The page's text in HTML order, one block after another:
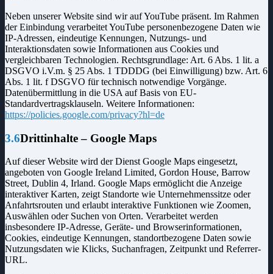
Neben unserer Website sind wir auf YouTube präsent. Im Rahmen
der Einbindung verarbeitet YouTube personenbezogene Daten wie
IP-Adressen, eindeutige Kennungen, Nutzungs- und
Interaktionsdaten sowie Informationen aus Cookies und
vergleichbaren Technologien. Rechtsgrundlage: Art. 6 Abs. 1 lit. a
DSGVO i.V.m. § 25 Abs. 1 TDDDG (bei Einwilligung) bzw. Art. 6
Abs. 1 lit. f DSGVO für technisch notwendige Vorgänge.
Datenübermittlung in die USA auf Basis von EU-
Standardvertragsklauseln. Weitere Informationen:
https://policies.google.com/privacy?hl=de
3.6Drittinhalte – Google Maps
Auf dieser Website wird der Dienst Google Maps eingesetzt,
angeboten von Google Ireland Limited, Gordon House, Barrow
Street, Dublin 4, Irland. Google Maps ermöglicht die Anzeige
interaktiver Karten, zeigt Standorte wie Unternehmenssitze oder
Anfahrtsrouten und erlaubt interaktive Funktionen wie Zoomen,
Auswählen oder Suchen von Orten. Verarbeitet werden
insbesondere IP-Adresse, Geräte- und Browserinformationen,
Cookies, eindeutige Kennungen, standortbezogene Daten sowie
Nutzungsdaten wie Klicks, Suchanfragen, Zeitpunkt und Referrer-
URL.